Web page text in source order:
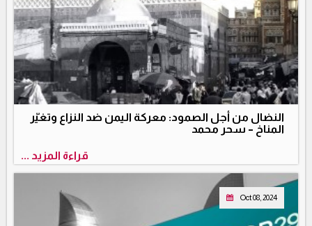
النضال من أجل الصمود: معركة اليمن ضد النزاع وتغيّر
المناخ – سحر محمد
قراءة المزيد ...
Oct 08, 2024